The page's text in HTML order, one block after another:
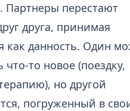
Партнеры перестают
друга, принимая
как данность. Один
что-то новое (поездку,
но другой
погруженный в